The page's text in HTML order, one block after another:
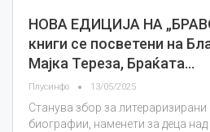
НОВА ЕДИЦИЈА НА
книги се посветени на
Мајка Тереза, Браќата…
Плусинфо 13/05/2025
Станува збор за
биографии, наменети за деца